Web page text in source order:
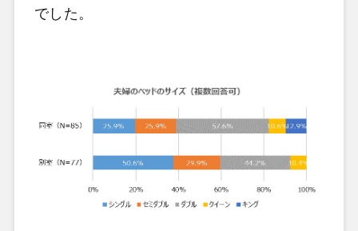
でした。